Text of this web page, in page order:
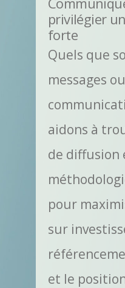
privilégier
forte
Quels que
messages
aidons à
de diffusion
pour
sur
et le